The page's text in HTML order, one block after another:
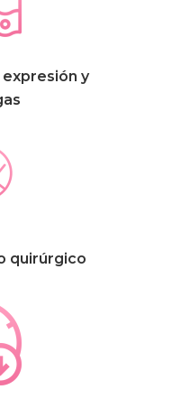
expresión y
quirúrgico